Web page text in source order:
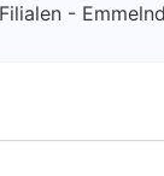
Filialen -